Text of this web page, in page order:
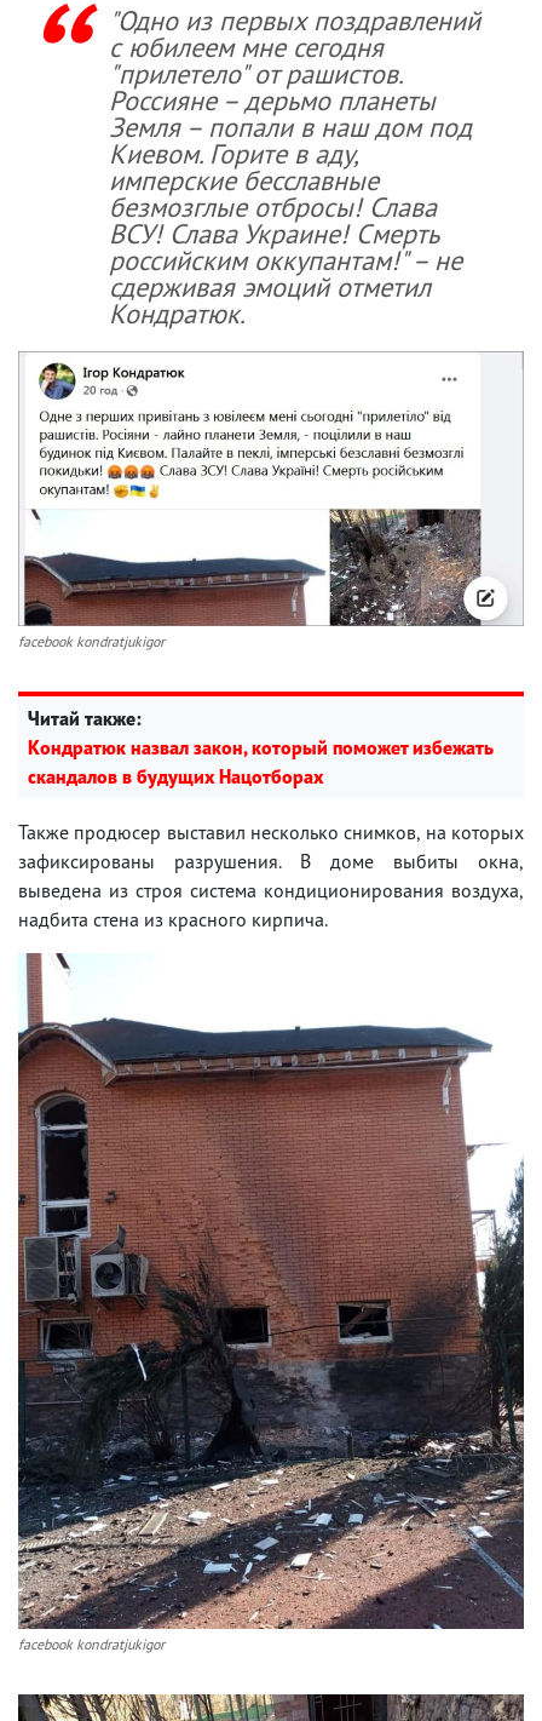
"Одно из первых поздравлений
с юбилеем мне сегодня
"прилетело" от рашистов.
Россияне – дерьмо планеты
Земля – попали в наш дом под
Киевом. Горите в аду,
имперские бесславные
безмозглые отбросы! Слава
ВСУ! Слава Украине! Смерть
российским оккупантам!" – не
сдерживая эмоций отметил
Кондратюк.
facebook kondratjukigor
Читай также:
Кондратюк назвал закон, который поможет избежать
скандалов в будущих Нацотборах
Также продюсер выставил несколько снимков, на которых
зафиксированы разрушения. В доме выбиты окна,
выведена из строя система кондиционирования воздуха,
надбита стена из красного кирпича.
facebook kondratjukigor